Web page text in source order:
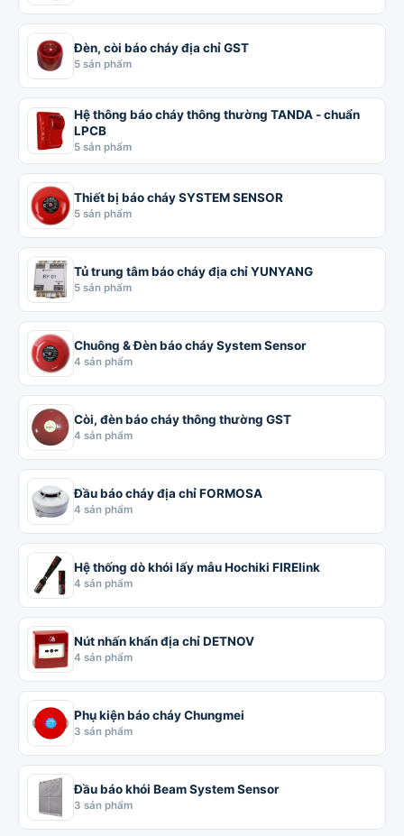
Đèn, còi báo cháy địa chỉ GST
5 sản phẩm
Hệ thông báo cháy thông thường TANDA - chuẩn
LPCB
5 sản phẩm
Thiết bị báo cháy SYSTEM SENSOR
5 sản phẩm
Tủ trung tâm báo cháy địa chỉ YUNYANG
5 sản phẩm
Chuông & Đèn báo cháy System Sensor
4 sản phẩm
Còi, đèn báo cháy thông thường GST
4 sản phẩm
Đầu báo cháy địa chỉ FORMOSA
4 sản phẩm
Hệ thống dò khói lấy mẫu Hochiki FIRElink
4 sản phẩm
Nút nhấn khẩn địa chỉ DETNOV
4 sản phẩm
Phụ kiện báo cháy Chungmei
3 sản phẩm
Đầu báo khói Beam System Sensor
3 sản phẩm